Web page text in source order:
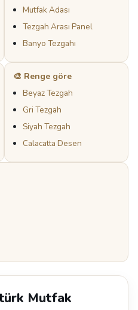
Mutfak Adası
Tezgah Arası Panel
Banyo Tezgahı
🎨 Renge göre
Beyaz Tezgah
Gri Tezgah
Siyah Tezgah
Calacatta Desen
Mutfak